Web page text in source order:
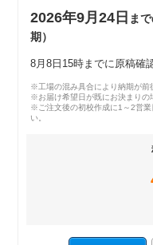
2026年9月24日 ま
期）
8月8日15時までに原稿確
※工場の混み具合により納期が前
※お届け希望日が既にお決まりの
※ご注文後の初校作成に1～2営業
い。